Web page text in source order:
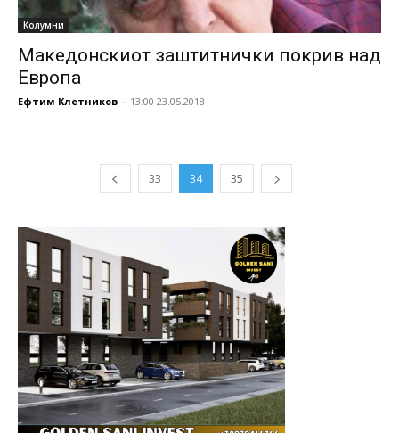
Колумни
Македонскиот заштитнички покрив над
Европа
Ефтим Клетников - 13:00 23.05.2018
33 34 35